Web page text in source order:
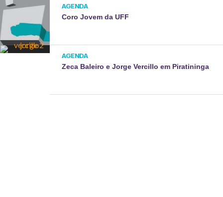
AGENDA
Coro Jovem da UFF
AGENDA
Zeca Baleiro e Jorge Vercillo em Piratininga